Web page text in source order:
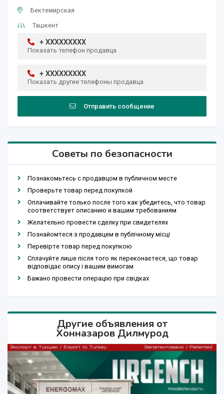
Бектемирская
Ташкент
+ XXXXXXXXX
Показать телефон продавца
+ XXXXXXXXX
Показать другие телефоны продавца
Отправить сообщение
Советы по безопасности
Познакомьтесь с продавцом в публичном месте
Проверьте товар перед покупкой
Оплачивайте только после того как убедитесь, что товар
соответствует описанию и вашим требованиям
Желательно провести сделку при свидетелях
Познайомтеся з продавцем в публічному місці
Перевірте товар перед покупкою
Сплачуйте лише після того як переконаєтеся, що товар
відповідає опису і вашим вимогам
Бажано провести операцію при свідках
Другие объявления от
Хонназаров Дилмурод